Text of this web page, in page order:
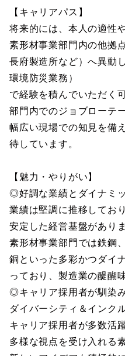
【キャリアパス】
将来的には、本人の適性
素形材事業部門内の他拠
長府製造所など）へ異動
環境防災業務）
で経験を積んでいただく
部門内でのジョブローテ
幅広い現場での知見を備
待しています。
【魅力・やりがい】
◎好調な業績とダイナミ
業績は堅調に推移しており
安定した経営基盤がありま
素形材事業部門では鉄鋼
銅といった多彩かつダイ
っており、製造業の醍醐
◎キャリア採用者が馴染
ダイバーシティ＆インク
キャリア採用者が多数活
多様な視点を受け入れる